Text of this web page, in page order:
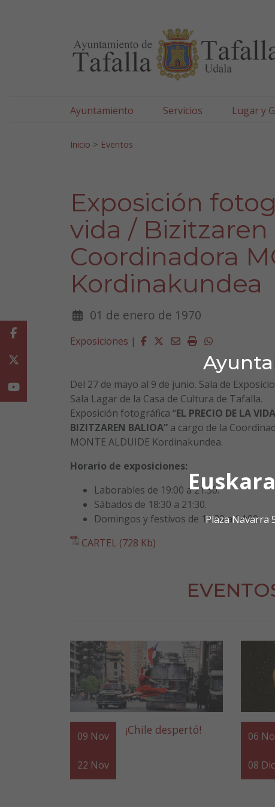
Euskara
Plaza Navarra
Ayuntamiento Servicios Lugar y
Inicio > Eventos
Exposición
vida / Bizitzaren
Coordinadora
Kordinakundea
01 de enero de 1970
Exposiciones | Facebook
Twitter
EmailImprimirWhatsapp
Del 27 de mayo al 9 de junio. Sala de
Sala Lagar de la Casa de Cultura de Tafalla.
Exposición fotográfica “EL PRECIO DE LA
BIZITZAREN BALIOA” a cargo de la
MONTE ALDUIDE Kordinakundea.
Horario de exposiciones:
Laborables de 19:00 a 21:30.
Sábados de 18:30 a 21:30.
Domingos y festivos de 11:30 a 14:00.
CARTEL (728 Kb)
09 Nov
22 Nov
¡Chile despertó! 06
08 Dic
Facebook
Youtube